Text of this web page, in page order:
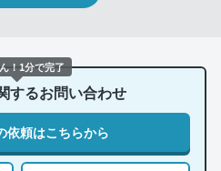
するお問い合わせ
依頼はこちらから
！1分で完了